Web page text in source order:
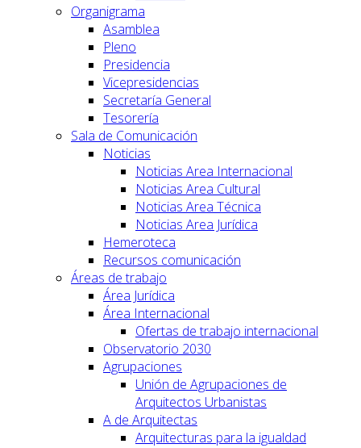
Organigrama
Asamblea
Pleno
Presidencia
Vicepresidencias
Secretaría General
Tesorería
Sala de Comunicación
Noticias
Noticias Area Internacional
Noticias Area Cultural
Noticias Area Técnica
Noticias Area Jurídica
Hemeroteca
Recursos comunicación
Áreas de trabajo
Área Jurídica
Área Internacional
Ofertas de trabajo internacional
Observatorio 2030
Agrupaciones
Unión de Agrupaciones de
Arquitectos Urbanistas
A de Arquitectas
Arquitecturas para la igualdad